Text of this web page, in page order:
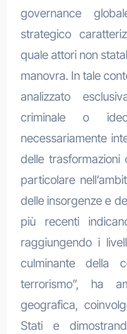
governance
strategico
quale attori non
manovra. In tale
analizzato
criminale o
necessariamente
delle
particolare
delle insorgenze e
più recenti
raggiungendo i
culminante della
terrorismo”, ha
geografica,
Stati e